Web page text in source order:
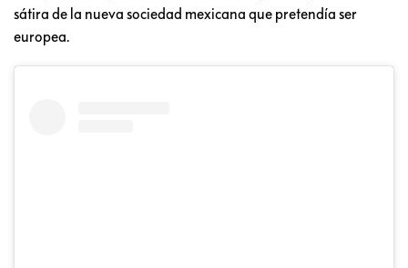
sátira de la nueva sociedad mexicana que pretendía ser
europea.